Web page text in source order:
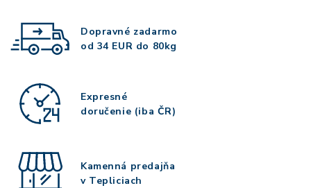
Dopravné zadarmo
od 34 EUR do 80kg
Expresné
doručenie (iba ČR)
Kamenná predajňa
v Tepliciach